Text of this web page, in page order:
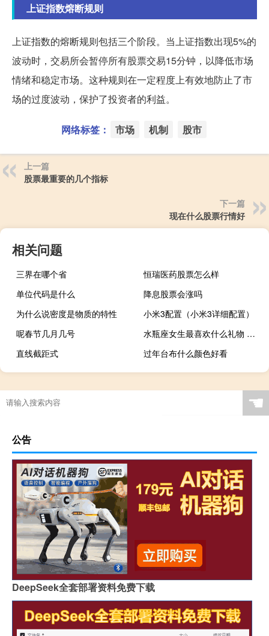
上证指数熔断规则
上证指数的熔断规则包括三个阶段。当上证指数出现5%的
波动时，交易所会暂停所有股票交易15分钟，以降低市场
情绪和稳定市场。这种规则在一定程度上有效地防止了市
场的过度波动，保护了投资者的利益。
网络标签： 市场 机制 股市
上一篇
股票最重要的几个指标
下一篇
现在什么股票行情好
相关问题
三界在哪个省
恒瑞医药股票怎么样
单位代码是什么
降息股票会涨吗
为什么说密度是物质的特性
小米3配置（小米3详细配置）
呢春节几月几号
水瓶座女生最喜欢什么礼物 水瓶座的女孩子喜欢什么样的礼物
直线截距式
过年台布什么颜色好看
☚
公告
DeepSeek全套部署资料免费下载